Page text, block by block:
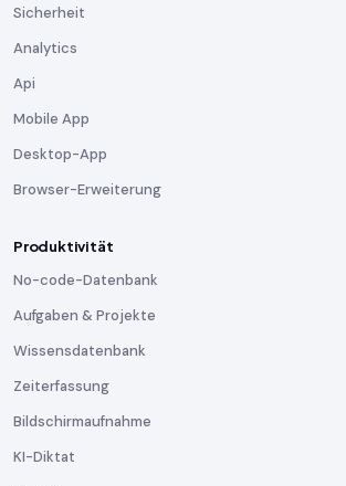
Sicherheit
Analytics
Api
Mobile App
Desktop-App
Browser-Erweiterung
Produktivität
No-code-Datenbank
Aufgaben & Projekte
Wissensdatenbank
Zeiterfassung
Bildschirmaufnahme
KI-Diktat